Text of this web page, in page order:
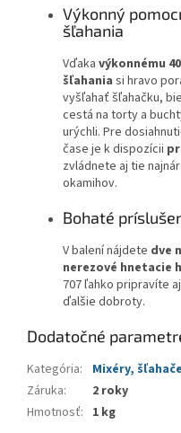
Výkonný
šľahania
Vďaka výkonnému
šľahania si hravo
vyšľahať šľahačku,
cestá na torty a
urýchli. Pre
čase je k dispozícii
zvládnete aj tie
okamihov.
Bohaté
V balení nájdete dve
nerezové hnetacie
707 ľahko pripravíte
ďalšie dobroty.
Dodatočné
Kategória:
Mixéry, šľahače
Záruka:
2 roky
Hmotnosť: 1 kg